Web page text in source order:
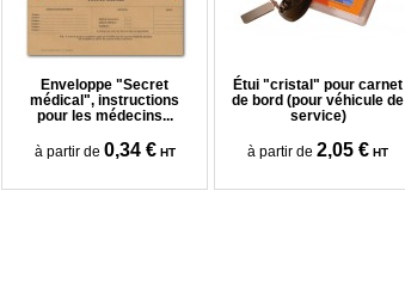
Enveloppe "Secret
médical", instructions
pour les médecins...
à partir de 0,34 € HT
Étui "cristal" pour carnet
de bord (pour véhicule de
service)
à partir de 2,05 € HT